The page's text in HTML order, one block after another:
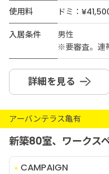
使用料
ドミ：
入居条件
男性
※要審査。連
詳細を見る
アーバンテラス亀有
新築80室、ワークス
CAMPAIGN